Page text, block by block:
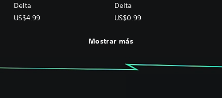
Delta
US$4.99
Delta
US$0.99
Mostrar más